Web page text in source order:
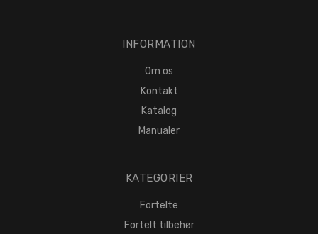
INFORMATION
Om os
Kontakt
Katalog
Manualer
KATEGORIER
Fortelte
Fortelt tilbehør